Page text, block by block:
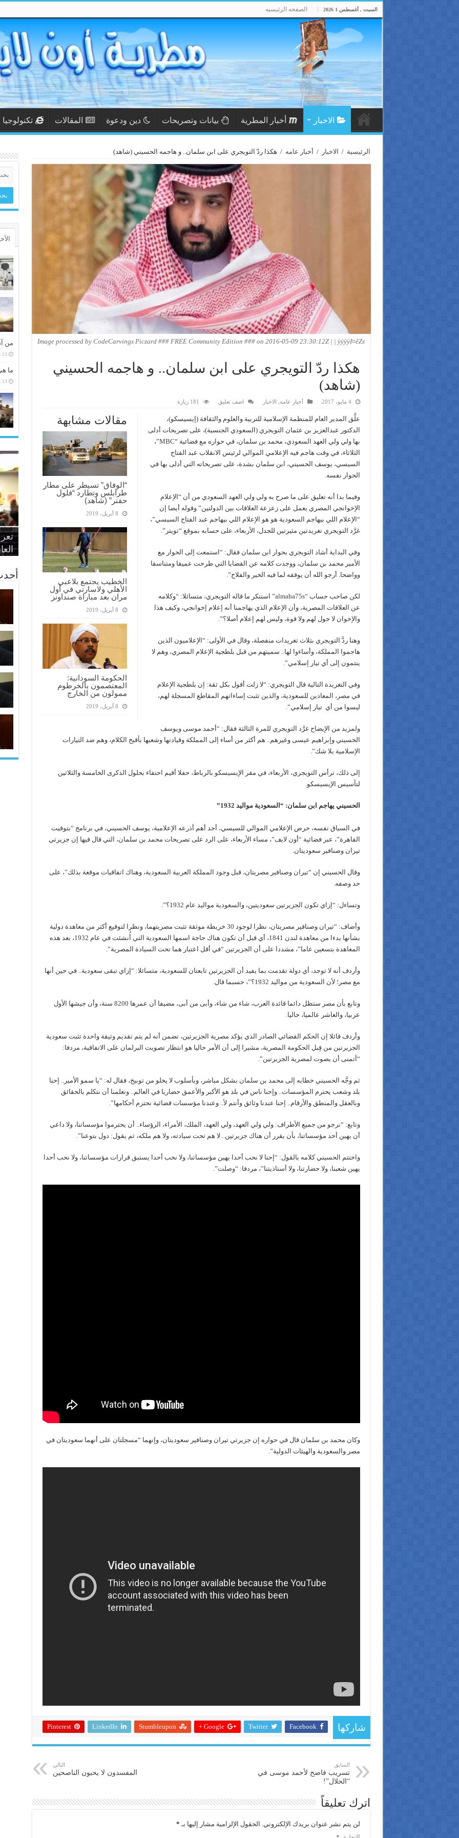
السبت , أغسطس 1 2026 الصفحه الرئيسيه
الاخبار أخبار المطرية بيانات وتصريحات دين ودعوة المقالات تكنولوجيا
الرئيسية / الاخبار / أخبار عامه / هكذا ردّ التويجري على ابن سلمان.. و هاجمه الحسيني (شاهد)
Image processed by CodeCarvings Piczard ### FREE Community Edition ### on 2016-05-09 23:30:12Z | | ÿÿÿÿI¤êZs
هكذا ردّ التويجري على ابن سلمان.. و هاجمه الحسيني
(شاهد)
4 مايو، 2017 أخبار عامه الاخبار اضف تعليق 181 زيارة
مقالات مشابهة
“الوفاق” تسيطر على مطار
طرابلس وتطارد “فلول
حفتر” (شاهد)
8 أبريل، 2019
الخطيب يجتمع بلاعبي
الأهلي ولاسارتي في أول
مران بعد مباراة صنداونز
8 أبريل، 2019
الحكومة السودانية:
المعتصمون بالخرطوم
ممولون من الخارج
8 أبريل، 2019
علَّق المدير العام للمنظمة الإسلامية للتربية والعلوم والثقافة (إيسيسكو)،
الدكتور عبدالعزيز بن عثمان التويجري (السعودي الجنسية)، على تصريحات أدلى
بها ولي ولي العهد السعودي، محمد بن سلمان، في حواره مع فضائية “MBC”،
الثلاثاء، في وقت هاجم فيه الإعلامي الموالي لرئيس الانقلاب عبد الفتاح
السيسي، يوسف الحسيني، ابن سلمان بشدة، على تصريحاته التي أدلى بها في
الحوار نفسه.
وفيما بدا أنه تعليق على ما صرح به ولي ولي العهد السعودي من أن “الإعلام
الإخوانجي المصري يعمل على زعزعة العلاقات بين الدولتين” وقوله أيضا إن
“الإعلام اللي بيهاجم السعودية هو هو الإعلام اللي بيهاجم عبد الفتاح السيسي”،
غرَّد التويجري تغريدتين مثيرتين للجدل، الأربعاء، على حسابه بموقع “تويتر”.
وفي البداية أشاد التويجري‏ بحوار ابن سلمان فقال: “استمعت إلى الحوار مع
الأمير محمد بن سلمان، ووجدت كلامه عن القضايا التي طرحت عميقا ومتناسقا
وواضحا. أرجو الله أن يوفقه لما فيه الخير والفلاح”.
لكن صاحب حساب “almaha75s” استنكر ما قاله التويجري، متسائلا: “وكلامه
عن العلاقات المصرية، وأن الإعلام الذي يهاجمنا أنه إعلام إخوانجي، وكيف هذا
والإخوان لا حول لهم ولا قوة، وليس لهم إعلام أصلا؟”.
وهنا ردَّ التويجري بثلاث تغريدات منفصلة، وقال في الأولى: “الإعلاميون الذين
هاجموا المملكة، وأساءوا لها.. سميتهم من قبل بلطجية الإعلام المصري، وهم لا
ينتمون إلى أي تيار إسلامي”.
وفي التغريدة التالية قال التويجري: “لا زلت أقول بكل ثقة: إن بلطجية الإعلام
في مصر، المعادين للسعودية، والذين تثبت إساءاتهم المقاطع المسجلة لهم،
ليسوا من أي تيار إسلامي”.
ولمزيد من الإيضاح غرَّد التويجري للمرة الثالثة فقال: “أحمد موسى ويوسف
الحسيني وإبراهيم عيسى وغيرهم.. هم أكثر من أساء إلى المملكة وقيادتها وشعبها بأقبح الكلام، وهم ضد التيارات
الإسلامية بلا شك”.
إلى ذلك، ترأس التويجري، الأربعاء، في مقر الإيسيسكو بالرباط، حفلا أقيم احتفاء بحلول الذكرى الخامسة والثلاثين
لتأسيس الإيسيسكو.
الحسيني يهاجم ابن سلمان: “السعودية مواليد 1932”
في السياق نفسه، حرص الإعلامي الموالي للسيسي، أحد أهم أذرعه الإعلامية، يوسف الحسيني، في برنامج “بتوقيت
القاهرة”، عبر فضائية “أون لايف”، مساء الأربعاء، على الرد على تصريحات محمد بن سلمان، التي قال فيها إن جزيرتي
تيران وصنافير سعوديتان.
وقال الحسيني إن “تيران وصنافير مصريتان، قبل وجود المملكة العربية السعودية، وهناك اتفاقيات موقعة بذلك”، على
حد وصفه.
وتساءل: “إزاي تكون الجزيرتين سعوديتين، والسعودية مواليد عام 1932؟”.
وأضاف: “تيران وصنافير مصريتان، نظرا لوجود 30 خريطة موثقة تثبت مصريتهما، ونظرا لتوقيع أكثر من معاهدة دولية
بشأنها بدءا من معاهدة لندن 1841، أي قبل أن تكون هناك حاجة اسمها السعودية التي أُنشئت في عام 1932، بعد هذه
المعاهدة بتسعين عاما”، مشددا على أن الجزيرتين “في أقل اعتبار هما تحت السيادة المصرية”.
وأردف أنه لا توجد، أي دولة تقدمت بما يفيد أن الجزيرتين تابعتان للسعودية، متسائلا: “إزاي تبقى سعودية.. في حين أنها
مع مصر؛ لأن السعودية من مواليد 1932؟”، حسبما قال.
وتابع بأن مصر ستظل دائما قائدة العرب، شاء من شاء، وأبى من أبى، مضيفا أن عمرها 8200 سنة، وأن جيشها الأول
عربيا، والعاشر عالميا، حاليا.
وأردف قائلا إن الحكم القضائي الصادر الذي يؤكد مصرية الجزيرتين، تضمن أنه لم يتم تقديم وثيقة واحدة تثبت سعودية
الجزيرتين من قِبل الحكومة المصرية، مشيرا إلى أن الأمر حاليا هو انتظار تصويت البرلمان على الاتفاقية، مردفا:
“أتمنى أن يصوت لمصرية الجزيرتين”.
ثم وجَّه الحسيني خطابه إلى محمد بن سلمان بشكل مباشر، وبأسلوب لا يخلو من توبيخ، فقال له: “يا سمو الأمير.. إحنا
بلد وشعب يحترم المؤسسات.. وإحنا ناس في بلد هو الأكبر والأعمق حضاريا في العالم.. وتعلمنا أن نتكلم بالحقائق
وبالعقل والمنطق والأرقام.. إحنا عندنا وثائق وأنتم لأ.. وعندنا مؤسسات قضائية نحترم أحكامها”.
وتابع: “نرجو من جميع الأطراف: ولي ولي العهد، ولي العهد، الملك، الأمراء، الرؤساء.. أن يحترموا مؤسساتنا، ولا داعي
أن يهين أحد مؤسساتنا، بأن يقرر أن هناك جزيرتين.. لا هم تحت سيادته، ولا هم ملكه، ثم يقول: دول بتوعنا”.
واختتم الحسيني كلامه بالقول: “إحنا لا نحب أحدا يهين مؤسساتنا، ولا نحب أحدا يستبق قرارات مؤسساتنا، ولا نحب أحدا
يهين شعبنا، ولا حضارتنا، ولا أستاذيتنا”، مردفا: “وصلت”.
وكان محمد بن سلمان قال في حواره إن جزيرتي تيران وصنافير سعوديتان، وإنهما “مسجلتان على أنهما سعوديتان في
مصر والسعودية والهيئات الدولية”.
شاركها Facebook
Twitter
Google +
Stumbleupon
LinkedIn
Pinterest
السابق
تسريب فاضح لأحمد موسى في
“الحلال”!
التالي
المفسدون لا يحبون الناصحين
اترك تعليقاً
لن يتم نشر عنوان بريدك الإلكتروني. الحقول الإلزامية مشار إليها بـ *
من
13 مارس، 2026
ما
13 مارس، 2026